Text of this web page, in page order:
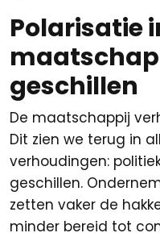
Polarisatie
geschillen
De maatschappij
Dit zien we terug in
verhoudingen:
geschillen.
zetten vaker de
minder bereid tot